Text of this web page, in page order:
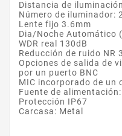
Distancia de
Número de iluminador:
Lente fijo 3.6mm
Dia/Noche Automático
WDR real 130dB
Reducción de ruido NR
Opciones de salida de
por un puerto BNC
MIC incorporado de un
Fuente de alimentación:
Protección IP67
Carcasa: Metal